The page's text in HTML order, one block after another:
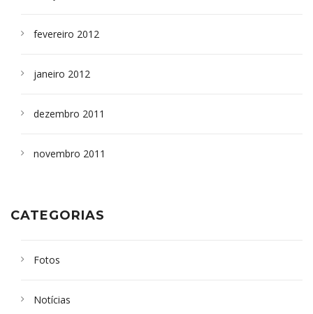
fevereiro 2012
janeiro 2012
dezembro 2011
novembro 2011
CATEGORIAS
Fotos
Notícias